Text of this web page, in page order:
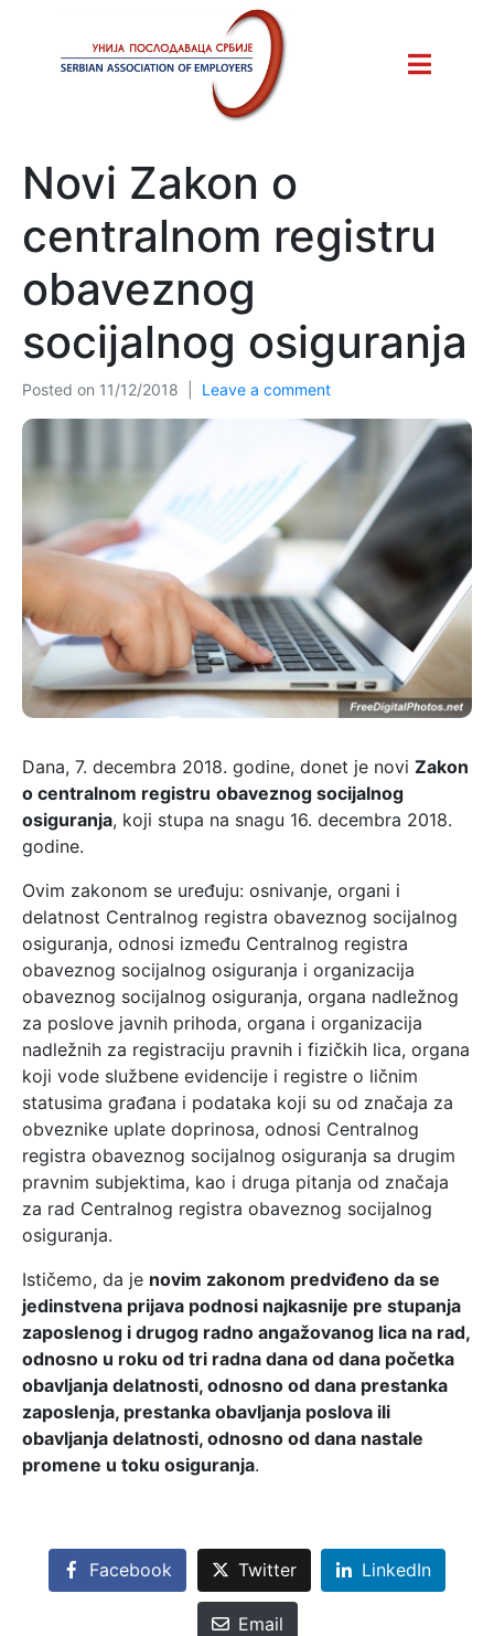
Novi Zakon o
centralnom registru
obaveznog
socijalnog osiguranja
Posted on 11/12/2018 Leave a comment
Dana, 7. decembra 2018. godine, donet je novi Zakon
o centralnom registru obaveznog socijalnog
osiguranja, koji stupa na snagu 16. decembra 2018.
godine.
Ovim zakonom se uređuju: osnivanje, organi i
delatnost Centralnog registra obaveznog socijalnog
osiguranja, odnosi između Centralnog registra
obaveznog socijalnog osiguranja i organizacija
obaveznog socijalnog osiguranja, organa nadležnog
za poslove javnih prihoda, organa i organizacija
nadležnih za registraciju pravnih i fizičkih lica, organa
koji vode službene evidencije i registre o ličnim
statusima građana i podataka koji su od značaja za
obveznike uplate doprinosa, odnosi Centralnog
registra obaveznog socijalnog osiguranja sa drugim
pravnim subjektima, kao i druga pitanja od značaja
za rad Centralnog registra obaveznog socijalnog
osiguranja.
Ističemo, da je novim zakonom predviđeno da se
jedinstvena prijava podnosi najkasnije pre stupanja
zaposlenog i drugog radno angažovanog lica na rad,
odnosno u roku od tri radna dana od dana početka
obavljanja delatnosti, odnosno od dana prestanka
zaposlenja, prestanka obavljanja poslova ili
obavljanja delatnosti, odnosno od dana nastale
promene u toku osiguranja.
Facebook Twitter LinkedIn
Email